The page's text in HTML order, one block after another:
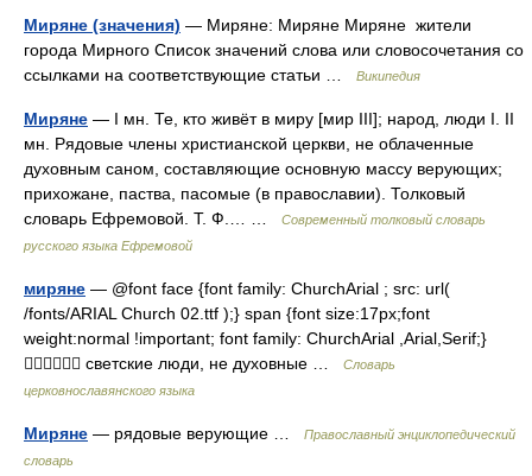
Миряне (значения) — Миряне: Миряне Миряне жители
города Мирного Список значений слова или словосочетания со
ссылками на соответствующие статьи …
Википедия
Миряне — I мн. Те, кто живёт в миру [мир III]; народ, люди I. II
мн. Рядовые члены христианской церкви, не облаченные
духовным саном, составляющие основную массу верующих;
прихожане, паства, пасомые (в православии). Толковый
словарь Ефремовой. Т. Ф.… …
Современный толковый словарь
русского языка Ефремовой
миряне — @font face {font family: ChurchArial ; src: url(
/fonts/ARIAL Church 02.ttf );} span {font size:17px;font
weight:normal !important; font family: ChurchArial ,Arial,Serif;}
 светские люди, не духовные …
Словарь
церковнославянского языка
Миряне — рядовые верующие …
Православный энциклопедический
словарь